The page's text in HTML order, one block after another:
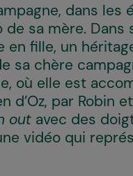
dans
sa mère.
fille, un
sa chère
où elle est
d’Oz, par Robin
out avec des
vidéo qui